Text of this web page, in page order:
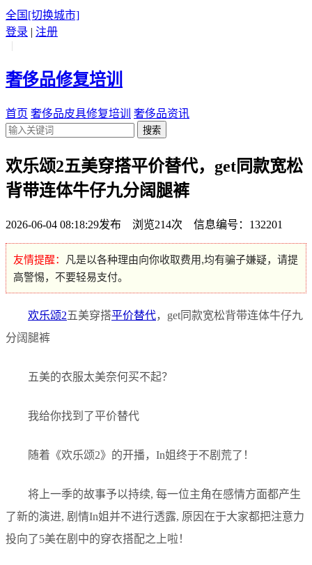
全国 [切换城市]
登录 | 注册
|
奢侈品修复培训
首页 奢侈品皮具修复培训 奢侈品资讯
搜索
欢乐颂2五美穿搭平价替代，get同款宽松
背带连体牛仔九分阔腿裤
2026-06-04 08:18:29发布 浏览214次 信息编号：132201
友情提醒：
凡是以各种理由向你收取费用,均有骗子嫌疑，请提
高警惕，不要轻易支付。
欢乐颂2五美穿搭平价替代，get同款宽松背带连体牛仔九
分阔腿裤
五美的衣服太美奈何买不起？
我给你找到了平价替代
随着《欢乐颂2》的开播，In姐终于不剧荒了！
将上一季的故事予以持续, 每一位主角在感情方面都产生
了新的演进, 剧情In姐并不进行透露, 原因在于大家都把注意力
投向了5美在剧中的穿衣搭配之上啦！